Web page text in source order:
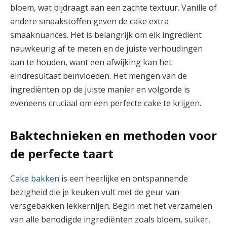
bloem, wat bijdraagt aan een zachte textuur. Vanille of
andere smaakstoffen geven de cake extra
smaaknuances. Het is belangrijk om elk ingrediënt
nauwkeurig af te meten en de juiste verhoudingen
aan te houden, want een afwijking kan het
eindresultaat beïnvloeden. Het mengen van de
ingrediënten op de juiste manier en volgorde is
eveneens cruciaal om een perfecte cake te krijgen.
Baktechnieken en methoden voor
de perfecte taart
Cake bakken is een heerlijke en ontspannende
bezigheid die je keuken vult met de geur van
versgebakken lekkernijen. Begin met het verzamelen
van alle benodigde ingrediënten zoals bloem, suiker,